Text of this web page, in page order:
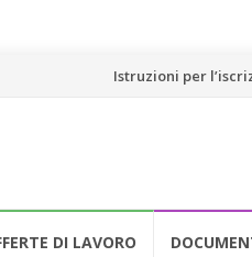
Vai
Istruzioni per
DI LAVORO